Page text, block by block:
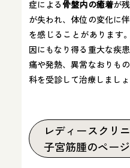
症による 骨盤内の癒着が
が失われ、体位の変化に
を感じることがあります
因にもなり得る重大な疾
痛や発熱、異常なおりも
科を受診して治療しましょ
レディースクリ
子宮筋腫のページ